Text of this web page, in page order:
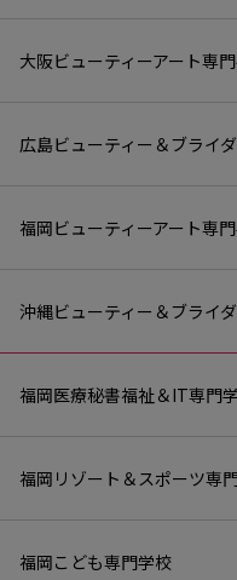
大阪ビューティーアート専
広島ビューティー＆ブライ
福岡ビューティーアート専
沖縄ビューティー＆ブライ
福岡医療秘書福祉＆IT専門
福岡リゾート＆スポーツ専
福岡こども専門学校